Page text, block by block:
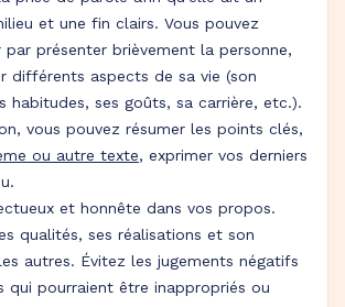
et une fin clairs. Vous pouvez
par présenter brièvement la personne,
différents aspects de sa vie (son
habitudes, ses goûts, sa carrière, etc.).
vous pouvez résumer les points clés,
ou autre texte, exprimer vos derniers
et honnête dans vos propos.
qualités, ses réalisations et son
autres. Évitez les jugements négatifs
qui pourraient être inappropriés ou